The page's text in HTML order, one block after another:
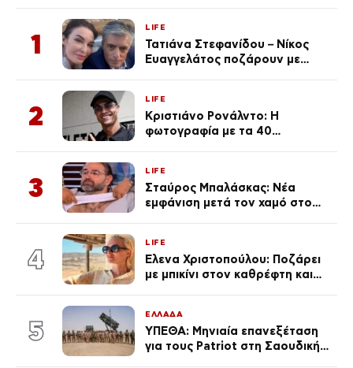
1
LIFE
Τατιάνα Στεφανίδου – Νίκος
Ευαγγελάτος ποζάρουν με
2
LIFE
Κριστιάνο Ρονάλντο: Η
φωτογραφία με τα 40
εκ. likes
3
LIFE
Σταύρος Μπαλάσκας: Νέα
εμφάνιση μετά τον χαμό στο
4
LIFE
Έλενα Χριστοπούλου: Ποζάρει
με μπικίνι στον καθρέφτη και
καθεμία…» (Βίντεο)
5
ΕΛΛΑΔΑ
ΥΠΕΘΑ: Μηνιαία επανεξέταση
για τους Patriot στη Σαουδική